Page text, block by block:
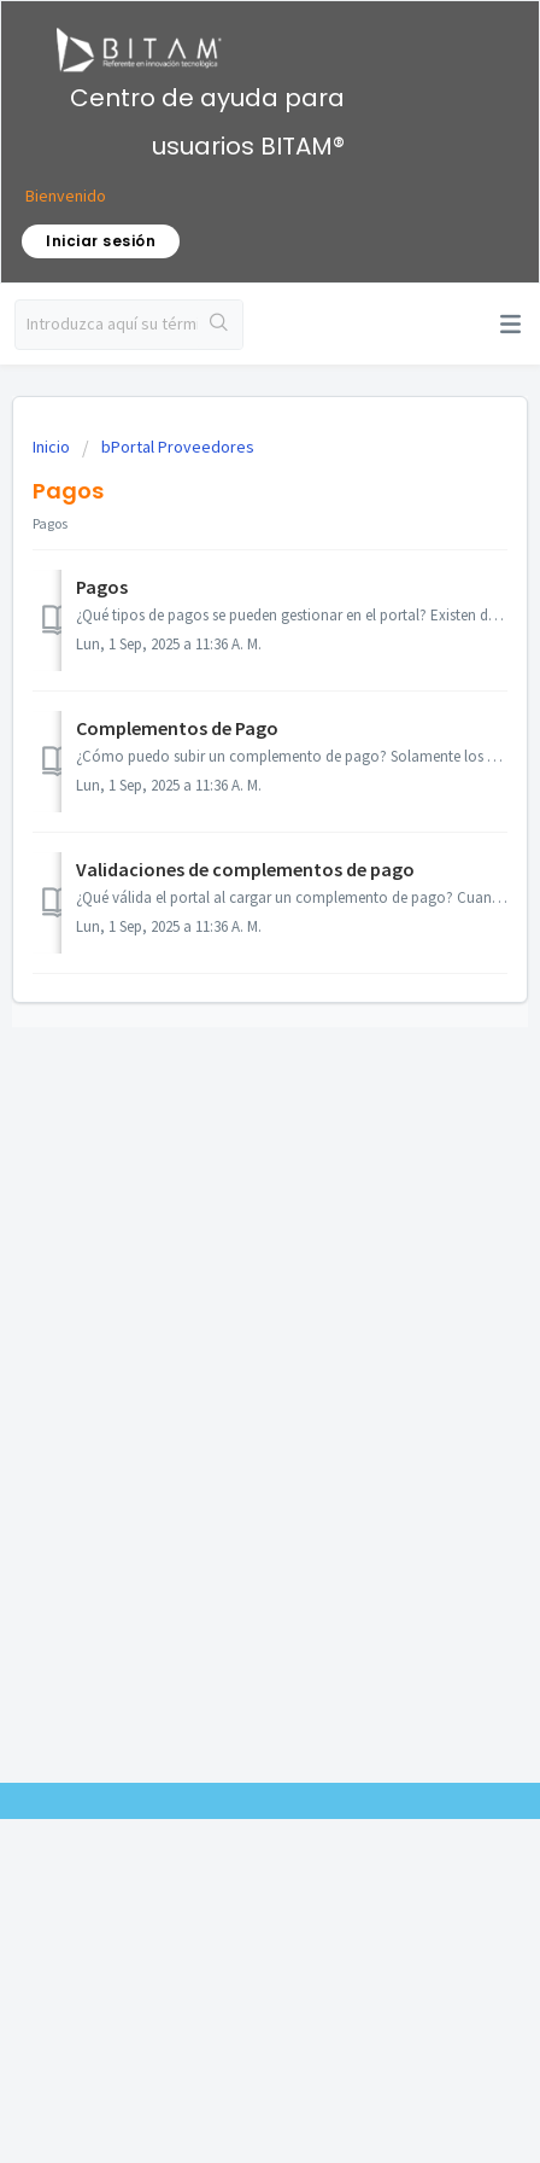
Centro de ayuda para
usuarios BITAM®
Bienvenido
Iniciar sesión
Inicio bPortal Proveedores
Pagos
Pagos
Pagos
¿Qué tipos de pagos se pueden gestionar en el portal? Existen dos tipos principales: Pagos para facturas PUE y Pagos para facturas PPD. Si haces clic en ...
Lun, 1 Sep, 2025 a 11:36 A. M.
Complementos de Pago
¿Cómo puedo subir un complemento de pago? Solamente los usuarios Proveedor pueden subir pagos. Para hacerlo, haz clic en el ícono Cargar Complemento del mó...
Lun, 1 Sep, 2025 a 11:36 A. M.
Validaciones de complementos de pago
¿Qué válida el portal al cargar un complemento de pago? Cuando se sube un documento XML, el portal realiza las siguientes validaciones: El CFDI no es váli...
Lun, 1 Sep, 2025 a 11:36 A. M.